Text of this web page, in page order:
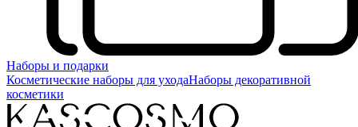
Наборы и подарки
Косметические наборы для уходаНаборы декоративной
косметики